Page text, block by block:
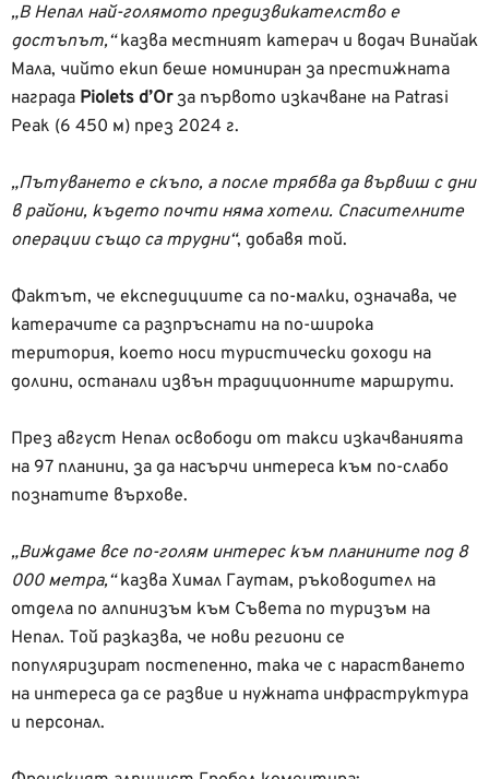
„В Непал най-голямото предизвикателство е
достъпът,“казва местният катерач и водач Винайак
Мала, чийто екип беше номиниран за престижната
награда Piolets d’Orза първото изкачване на Patrasi
Peak (6 450 м) през 2024 г.
„Пътуването е скъпо, а после трябва да вървиш с дни
в райони, където почти няма хотели. Спасителните
операции също са трудни“, добавя той.
Фактът, че експедициите са по-малки, означава, че
катерачите са разпръснати на по-широка
територия, което носи туристически доходи на
долини, останали извън традиционните маршрути.
През август Непал освободи от такси изкачванията
на 97 планини, за да насърчи интереса към по-слабо
познатите върхове.
„Виждаме все по-голям интерес към планините под 8
000 метра,“казва Химал Гаутам, ръководител на
отдела по алпинизъм към Съвета по туризъм на
Непал. Той разказва, че нови региони се
популяризират постепенно, така че с нарастването
на интереса да се развие и нужната инфраструктура
и персонал.